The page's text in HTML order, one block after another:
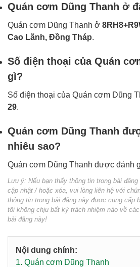
Quán cơm Dũng Thanh ở
Quán cơm Dũng Thanh ở
Cao Lãnh, Đồng Tháp.
Số điện thoại của Quán
gì?
Số điện thoại của Quán cơm Dũng
29.
Quán cơm Dũng Thanh
nhiêu sao?
Quán cơm Dũng Thanh được đánh
Lưu ý: Nếu bạn thấy thông tin trong bài
cập nhật / hoặc xóa, vui lòng liên hệ với
thông tin trong bài đăng này được cung cấp
tôi không chịu bất kỳ trách nhiệm nào về
bài đăng này!
Nội dung chính:
1. Quán cơm Dũng Thanh